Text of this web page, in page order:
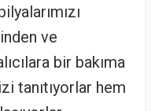
ve
bir bakıma
tanıtıyorlar hem